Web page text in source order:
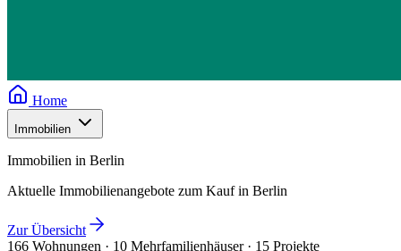
Home
Immobilien
Immobilien in Berlin
Aktuelle Immobilienangebote zum Kauf in Berlin
Zur Übersicht
166 Wohnungen · 10 Mehrfamilienhäuser · 15 Projekte